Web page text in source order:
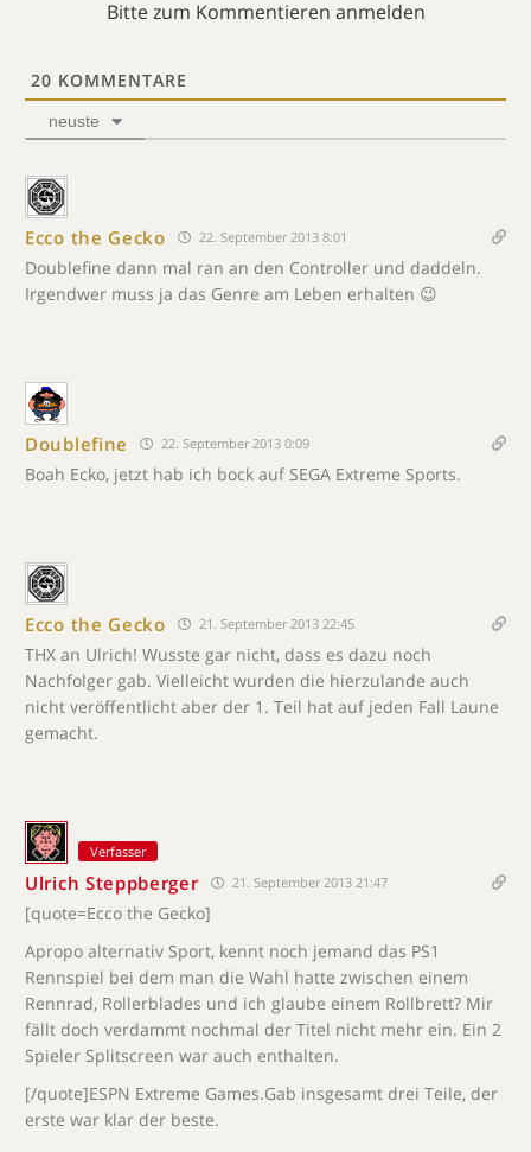
Bitte zum Kommentieren anmelden
20 KOMMENTARE
neuste
Ecco the Gecko 22. September 2013 8:01
Doublefine dann mal ran an den Controller und daddeln.
Irgendwer muss ja das Genre am Leben erhalten 😉
Doublefine 22. September 2013 0:09
Boah Ecko, jetzt hab ich bock auf SEGA Extreme Sports.
Ecco the Gecko 21. September 2013 22:45
THX an Ulrich! Wusste gar nicht, dass es dazu noch
Nachfolger gab. Vielleicht wurden die hierzulande auch
nicht veröffentlicht aber der 1. Teil hat auf jeden Fall Laune
gemacht.
Verfasser
Ulrich Steppberger 21. September 2013 21:47
[quote=Ecco the Gecko]
Apropo alternativ Sport, kennt noch jemand das PS1
Rennspiel bei dem man die Wahl hatte zwischen einem
Rennrad, Rollerblades und ich glaube einem Rollbrett? Mir
fällt doch verdammt nochmal der Titel nicht mehr ein. Ein 2
Spieler Splitscreen war auch enthalten.
[/quote]ESPN Extreme Games.Gab insgesamt drei Teile, der
erste war klar der beste.